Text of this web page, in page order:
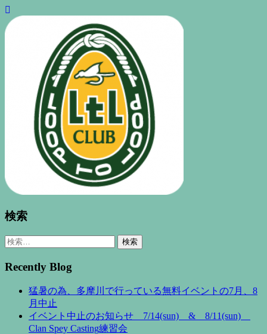
検索
検
Recently Blog
猛暑の為、多摩川で行っている無料イベントの7月、8
月中止
イベント中止のお知らせ 7/14(sun) & 8/11(sun)
Clan Spey Casting練習会